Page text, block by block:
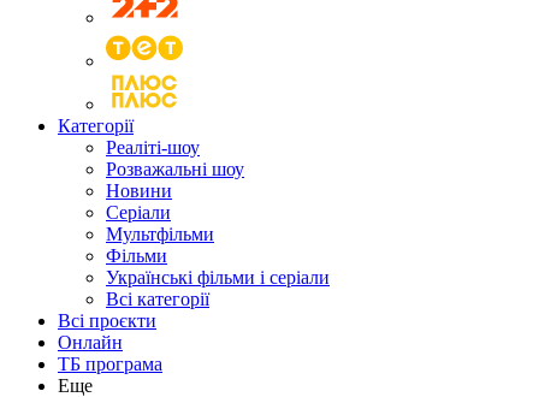
Категорії
Реаліті-шоу
Розважальні шоу
Новини
Серіали
Мультфільми
Фільми
Українські фільми і серіали
Всі категорії
Всі проєкти
Онлайн
ТБ програма
Еще